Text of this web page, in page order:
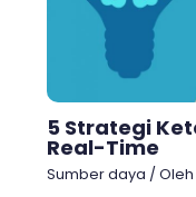
5 Strategi
Real-Time
Sumber daya / Oleh